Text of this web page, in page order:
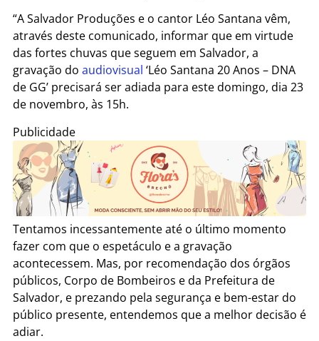
“A Salvador Produções e o cantor Léo Santana vêm,
através deste comunicado, informar que em virtude
das fortes chuvas que seguem em Salvador, a
gravação do audiovisual ‘Léo Santana 20 Anos – DNA
de GG’ precisará ser adiada para este domingo, dia 23
de novembro, às 15h.
Publicidade
Tentamos incessantemente até o último momento
fazer com que o espetáculo e a gravação
acontecessem. Mas, por recomendação dos órgãos
públicos, Corpo de Bombeiros e da Prefeitura de
Salvador, e prezando pela segurança e bem-estar do
público presente, entendemos que a melhor decisão é
adiar.